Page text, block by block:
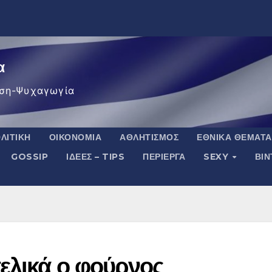
Ψυχαγωγία
ΟΙΚΟΝΟΜΊΑ ΑΘΛΗΤΙΣΜΌΣ ΕΘΝΙΚΆ ΘΈΜΑΤΑ
GOSSIP ΙΔΈΕΣ – TIPS ΠΕΡΊΕΡΓΑ SEXY
ο φούρνος